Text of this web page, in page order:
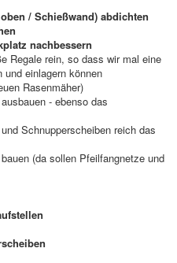
/ Schießwand) abdichten
nachbessern
Regale rein, so dass wir mal eine
einlagern können
Rasenmäher)
- ebenso das
Schnupperscheiben reich das
(da sollen Pfeilfangnetze und